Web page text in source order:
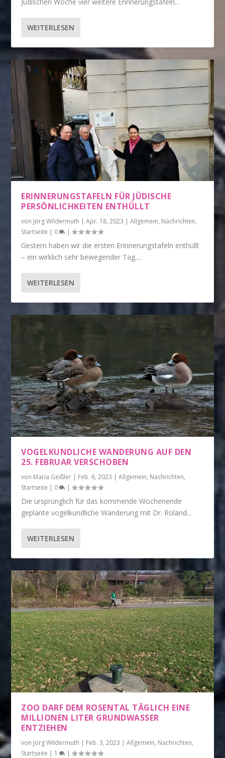
WEITERLESEN
ERINNERUNGSTAFELN FÜR JÜDISCHE
PERSÖNLICHKEITEN ENTHÜLLT
von Jörg Wildermuth |Apr. 18, 2023 |Allgemein, Nachrichten,
Startseite | 0 |
Gestern haben wir die ersten Erinnerungstafeln enthüllt
– ein wirklich sehr bewegender Tag....
WEITERLESEN
VOGELKUNDLICHE WANDERUNG AUF DEN
25. FEBRUAR VERSCHOBEN
von Maria Geißler | Feb. 6, 2023 |Allgemein, Nachrichten,
Startseite | 0 |
Die ursprünglich für das kommende Wochenende
geplante vogelkundliche Wanderung mit Dr. Roland...
WEITERLESEN
ZOO DARF DEM ROSENTAL TÄGLICH EINE
MILLIONEN LITER GRUNDWASSER
ENTZIEHEN
von Jörg Wildermuth | Feb. 3, 2023 |Allgemein, Nachrichten,
Startseite | 1 |